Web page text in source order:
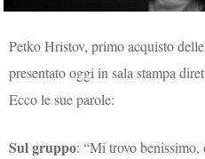
Petko Hristov, primo acquisto
presentato oggi in sala stampa
Ecco le sue parole:
Sul gruppo: “Mi trovo